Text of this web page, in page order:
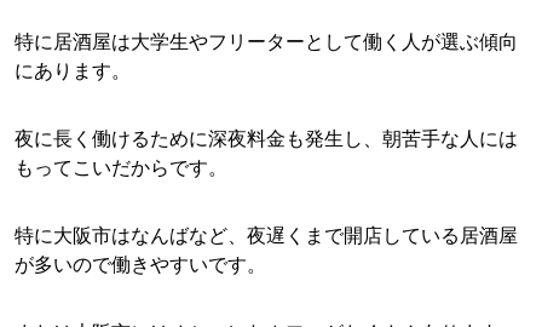
特に居酒屋は大学生やフリーターとして働く人が選ぶ傾向
にあります。
夜に長く働けるために深夜料金も発生し、朝苦手な人には
もってこいだからです。
特に大阪市はなんばなど、夜遅くまで開店している居酒屋
が多いので働きやすいです。